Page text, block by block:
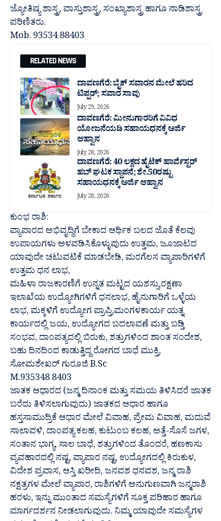
ಜ್ಯೋತಿಷ್ಯ ಶಾಸ್ತ್ರ, ವಾಸ್ತುಶಾಸ್ತ್ರ, ಸಂಖ್ಯಾಶಾಸ್ತ್ರ ಹಾಗೂ ನಾಡಿಶಾಸ್ತ್ರ
ಪರಿಣಿತರು.
Mob. 93534 88403
RELATED NEWS
ದಾವಣಗೆರೆ: ಬೈಕ್ ಸವಾರನ ಮೇಲೆ ಹರಿದ
ಟಿಪ್ಪರ್; ಸವಾರ ಸಾವು
July 29, 2026
ದಾವಣಗೆರೆ: ಮೀನುಗಾರರಿಗೆ ವಿವಿಧ
ಯೋಜನೆಯಡಿ ಸಹಾಯಧನಕ್ಕೆ ಅರ್ಜಿ
ಆಹ್ವಾನ
July 28, 2026
ದಾವಣಗೆರೆ: 40 ಲಕ್ಷದ ಹೈಟೆಕ್ ಹಾರ್ವೆಸ್ಟರ್
ಹಬ್ ಘಟಕ ಸ್ಥಾಪನೆ; ಶೇ.50ರಷ್ಟು
ಸಹಾಯಧನಕ್ಕೆ ಅರ್ಜಿ ಆಹ್ವಾನ
July 28, 2026
ಕುಂಭ ರಾಶಿ:
ವ್ಯಾಪಾರದ ಅಭಿವೃದ್ಧಿಗೆ ಬೇಕಾದ ಆರ್ಥಿಕ ಬಲದ ಜೊತೆ ಕೆಲವು
ಉಪಾಯಗಳು ಅಳವಡಿಸಿಕೊಳ್ಳುವುದು ಉತ್ತಮ, ಜೂಜಾಟದ
ಯಾವುದೇ ಚಟುವಟಿಕೆ ಮಾಡಬೇಡಿ, ಮರಗೆಲಸ ವ್ಯಾಪಾರಿಗಳಿಗೆ
ಉತ್ತಮ ಧನ ಲಾಭ,
ಮಹಿಳಾ ರಾಜಕಾರಣಿಗೆ ಉನ್ನತ ಮಟ್ಟದ ಯಶಸ್ಸು,ರಕ್ಷಣಾ
ಇಲಾಖೆಯ ಉದ್ಯೋಗಿಗಳಿಗೆ ಧನಲಾಭ, ಹೈನುಗಾರಿಗೆ ಒಳ್ಳೆಯ
ಲಾಭ, ಮಕ್ಕಳಿಗೆ ಉದ್ಯೋಗ ಪ್ರಾಪ್ತಿ,ಮಂಗಳಕಾರ್ಯ ಯತ್ನ
ಕಾರ್ಯದಲ್ಲಿ ಜಯ, ಉದ್ಯೋಗದ ಬದಲಾವಣೆ ಮತ್ತು ಬಡ್ತಿ
ಸಂಭವ, ದಾಂಪತ್ಯದಲ್ಲಿ ಬಿರುಕು, ಶತ್ರುಗಳಿಂದ ಶಾಂತ ಸಂದೇಶ,
ಬಹು ದಿನದಿಂದ ಕಾಡುತ್ತಿದ್ದ ರೋಗದ ಬಾಧೆ ಮುಕ್ತಿ,
ಸೋಮಶೇಖರ್ ಗುರೂಜಿ B.Sc
M.935348 8403
ಜಾತಕ ಆಧಾರದ (ಜನ್ಮ ದಿನಾಂಕ ಮತ್ತು ಸಮಯ ತಿಳಿಸಿದರೆ ಜಾತಕ
ಬರೆದು ತಿಳಿಸಲಾಗುವುದು) ಜಾತಕದ ಆಧಾರ ಹಾಗೂ
ಹಸ್ತಸಾಮುದ್ರಿಕೆ ಆಧಾರ ಮೇಲೆ ವಿವಾಹ, ಪ್ರೇಮ ವಿವಾಹ, ಮದುವೆ
ಸಾಲಾವಳಿ, ದಾಂಪತ್ಯ ಕಲಹ, ಕುಟುಂಬ ಕಲಹ, ಅತ್ತೆ-ಸೊಸೆ ಜಗಳ,
ಸಂತಾನ ಭಾಗ್ಯ, ಸಾಲ ಬಾಧೆ, ಶತ್ರುಗಳಿಂದ ತೊಂದರೆ, ಹಣಕಾಸು
ವ್ಯವಹಾರದಲ್ಲಿ ನಷ್ಟ, ವ್ಯಾಪಾರ ನಷ್ಟ, ಉದ್ಯೋಗದಲ್ಲಿ ಕಿರುಕುಳ,
ವಿದೇಶ ಪ್ರವಾಸ, ಆಸ್ತಿ ಖರೀದಿ, ಜನವಶ ಧನವಶ, ಜನ್ಮ ರಾಶಿ
ನಕ್ಷತ್ರಗಳ ಮೇಲೆ ವ್ಯಾಪಾರ, ರಾಶಿಗಳಿಗೆ ಅನುಗುಣವಾಗಿ ಜನ್ಮರಾಶಿ
ಹರಳು, ಇನ್ನು ಮುಂತಾದ ಸಮಸ್ಯೆಗಳಿಗೆ ಸೂಕ್ತ ಪರಿಹಾರ ಹಾಗೂ
ಮಾರ್ಗದರ್ಶನ ನೀಡಲಾಗುವುದು. ನಿಮ್ಮ ಯಾವುದೇ ಸಮಸ್ಯೆಗಳ